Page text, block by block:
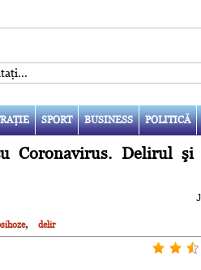
SPORT BUSINESS POLITICĂ
Coronavirus. Delirul şi
, delir